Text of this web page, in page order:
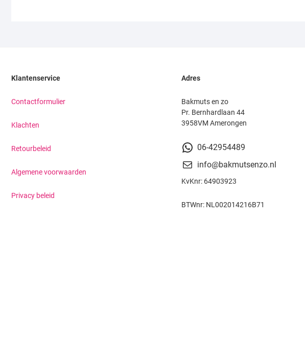
Klantenservice
Contactformulier
Klachten
Retourbeleid
Algemene voorwaarden
Privacy beleid
Adres
Bakmuts en zo
Pr. Bernhardlaan 44
3958VM Amerongen
06-42954489
info@bakmutsenzo.nl
KvKnr: 64903923
BTWnr: NL002014216B71